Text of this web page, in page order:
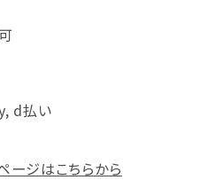
d払い
ージはこちらから